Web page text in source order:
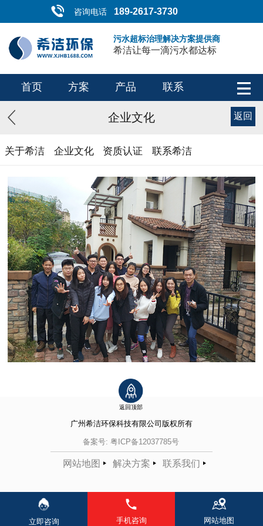
咨询电话 189-2617-3730
污水超标治理解决方案提供商
希洁让每一滴污水都达标
首页 方案 产品 联系
企业文化 返回
关于希洁 企业文化 资质认证 联系希洁
返回顶部
广州希洁环保科技有限公司 版权所有
备案号: 粤ICP备12037785号
网站地图 解决方案 联系我们
立即咨询 手机咨询 网站地图